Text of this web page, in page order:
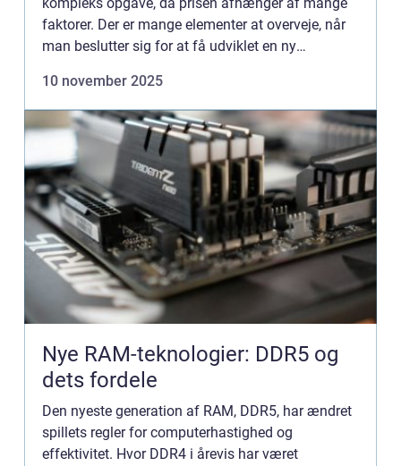
faktorer. Der er mange elementer at overveje, når
man beslutter sig for at få udviklet en ny
10 november 2025
Nye RAM-teknologier: DDR5 og
dets fordele
Den nyeste generation af RAM, DDR5, har ændret
spillets regler for computerhastighed og
effektivitet. Hvor DDR4 i årevis har været